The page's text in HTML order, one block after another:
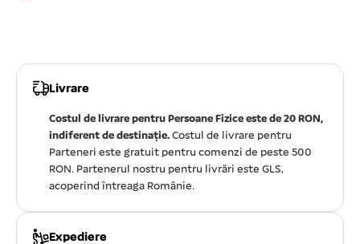
Livrare
Costul de livrare pentru Persoane Fizice este de 20 RON,
indiferent de destinație. Costul de livrare pentru
Parteneri este gratuit pentru comenzi de peste 500
RON. Partenerul nostru pentru livrări este GLS,
acoperind întreaga Românie.
Expediere